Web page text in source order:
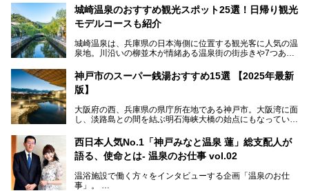
っぱいに浮かぶアヒルちゃん。さらに、ゆったりくつろげて
コワーキングも可能な休憩スペースも人気に。斬新な企画や
設備で人々をアッと驚かせる湊山温泉の魅力をリポートしま
城崎温泉のおすすめ観光スポット25選！日帰り観光
モデルコースも紹介
城崎温泉は、兵庫県の日本海側に位置する観光客に人気の温
泉地。川沿いの柳並木が情緒ある温泉街の街歩きや7つある
られています。鉄道の駅から温泉街が近く、歩いて回るのに
ちょうどよい規模で、日帰りでの訪問にもおすすめです。
の観光スポットをピックアップ。温泉やご当地グルメなどを
盛り込んだ日帰り観光モデルコースも紹介しているので、ぜ
神戸市のスーパー銭湯おすすめ15選 【2025年最新
版】
大阪府の西、兵庫県の県庁所在地である神戸市。大阪湾に面
し、淡路島との間を結ぶ明石海峡大橋の始点にもなっていま
華街をはじめ、きらびやかに発展したハーバーランドなど、
人気観光スポットもめじろ押しです。
そして、温泉好きの視点から見ると、神戸市といえば何とい
湯です。そのお湯をリーズナブルに体験できる健康ランドや
スーパー銭湯があったら……。今回はそんな希望に沿う施設
西日本人気No.1「神戸みなと温泉 蓮」総支配人が
語る、使命とは- 温泉のお仕事 vol.02
温浴施設で働く方々をインタビューする企画「温泉のお仕
事」。